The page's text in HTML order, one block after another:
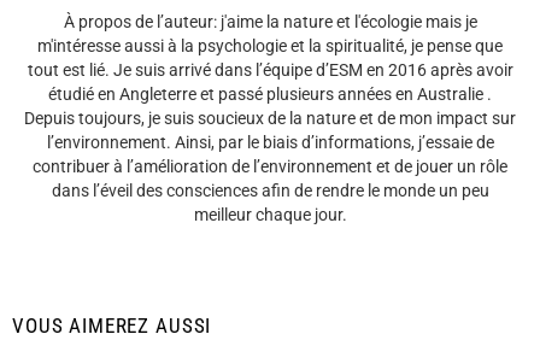
À propos de l’auteur: j'aime la nature et l'écologie mais je
m'intéresse aussi à la psychologie et la spiritualité, je pense que
tout est lié. Je suis arrivé dans l’équipe d’ESM en 2016 après avoir
étudié en Angleterre et passé plusieurs années en Australie .
Depuis toujours, je suis soucieux de la nature et de mon impact sur
l’environnement. Ainsi, par le biais d’informations, j’essaie de
contribuer à l’amélioration de l’environnement et de jouer un rôle
dans l’éveil des consciences afin de rendre le monde un peu
meilleur chaque jour.
VOUS AIMEREZ AUSSI